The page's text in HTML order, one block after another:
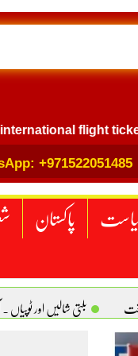
GB
flight ticket
+971522051485
پاکستان
بلتی شالیں اور ٹوپیاں .
اور مرد کی نگاہ . محمد اسامہ مہر(ملتان